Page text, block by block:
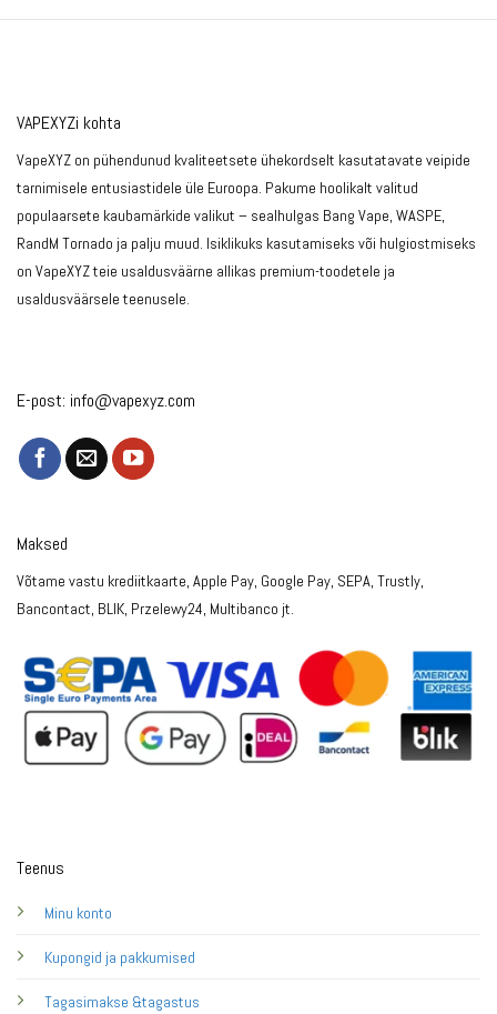
VAPEXYZi kohta
VapeXYZ on pühendunud kvaliteetsete ühekordselt kasutatavate veipide
tarnimisele entusiastidele üle Euroopa. Pakume hoolikalt valitud
populaarsete kaubamärkide valikut – sealhulgas Bang Vape, WASPE,
RandM Tornado ja palju muud. Isiklikuks kasutamiseks või hulgiostmiseks
on VapeXYZ teie usaldusväärne allikas premium-toodetele ja
usaldusväärsele teenusele.
E-post: info@vapexyz.com
Teenus
Minu konto
Kupongid ja pakkumised
Tagasimakse &tagastus
Maksed
Võtame vastu krediitkaarte, Apple Pay, Google Pay, SEPA, Trustly,
Bancontact, BLIK, Przelewy24, Multibanco jt.